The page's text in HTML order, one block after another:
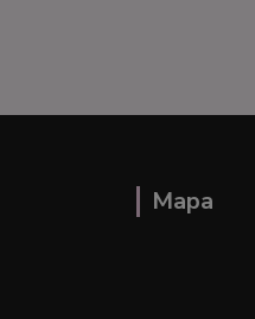
Mapa